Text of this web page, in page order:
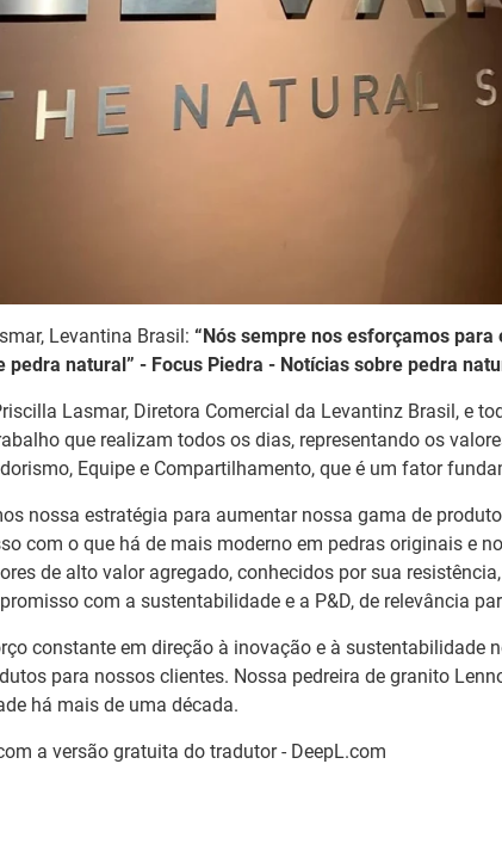
Levantina Brasil: “Nós sempre nos esforçamos
pedra natural” - Focus Piedra - Notícias sobre pedra
Lasmar, Diretora Comercial da Levantinz Brasil, e
que realizam todos os dias, representando os
Equipe e Compartilhamento, que é um fator
nossa estratégia para aumentar nossa gama de
com o que há de mais moderno em pedras originais e
de alto valor agregado, conhecidos por sua
com a sustentabilidade e a P&D, de relevância
constante em direção à inovação e à sustentabilidade
para nossos clientes. Nossa pedreira de granito
há mais de uma década.
a versão gratuita do tradutor - DeepL.com